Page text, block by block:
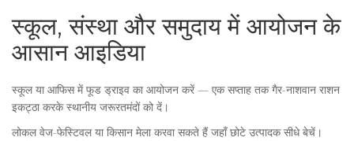
स्कूल, संस्था और समुदाय में आयोजन के
आसान आइडिया
स्कूल या आफिस में फूड ड्राइव का आयोजन करें — एक सप्ताह तक गैर-नाशवान राशन
इकट्ठा करके स्थानीय जरूरतमंदों को दें।
लोकल वेज-फेस्टिवल या किसान मेला करवा सकते हैं जहाँ छोटे उत्पादक सीधे बेचें।